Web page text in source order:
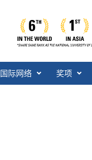
国际网络 奖项